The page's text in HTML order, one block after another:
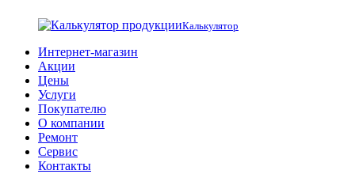
Калькулятор
Интернет-магазин
Акции
Цены
Услуги
Покупателю
О компании
Ремонт
Сервис
Контакты